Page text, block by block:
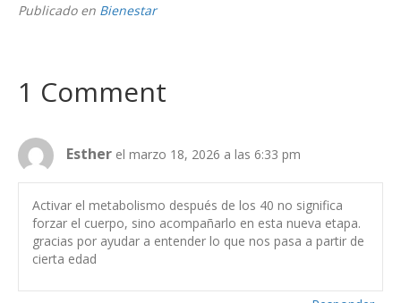
Publicado en Bienestar
1 Comment
Esther el marzo 18, 2026 a las 6:33 pm
Activar el metabolismo después de los 40 no significa
forzar el cuerpo, sino acompañarlo en esta nueva etapa.
gracias por ayudar a entender lo que nos pasa a partir de
cierta edad